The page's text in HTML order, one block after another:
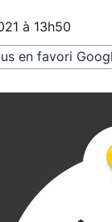
à 13h50
en favori